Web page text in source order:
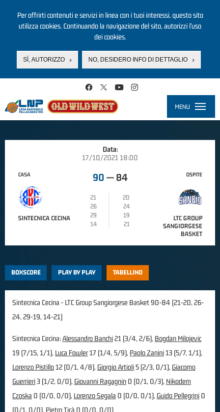
Per offrirti contenuti e servizi in linea con i tuoi interessi, questo sito
utilizza cookies. Continuando la navigazione del sito, autorizzi l’uso
dei cookies.
SÌ, AUTORIZZO NO, DESIDERO INFO DI DETTAGLIO
MENU
Data:
17/10/2021 18:00
CASA
SINTECNICA CECINA
90 — 84
21
20
26
24
29
19
14
21
OSPITE
LTC GROUP
SANGIORGESE
BASKET
BOXSCORE PLAY BY PLAY TABELLINO
Sintecnica Cecina - LTC Group Sangiorgese Basket 90-84 (21-20, 26-
24, 29-19, 14-21)
Sintecnica Cecina:Alessandro Banchi21 (3/4, 2/6), Bogdan Milojevic
19 (7/15, 1/1), Luca Fowler17 (1/4, 5/9), Paolo Zanini13 (5/7, 1/1),
Lorenzo Pistillo12 (0/1, 4/8), Giorgio Artioli5 (2/3, 0/1), Giacomo
Guerrieri3 (1/2, 0/0), Giovanni Ragagnin 0 (0/1, 0/3), Nikodem
Czoska 0 (0/0, 0/0), Lorenzo Segala 0 (0/0, 0/1), Guido Pellegrini 0
(0/1, 0/0), Pietro Ticà 0 (0/0, 0/0)